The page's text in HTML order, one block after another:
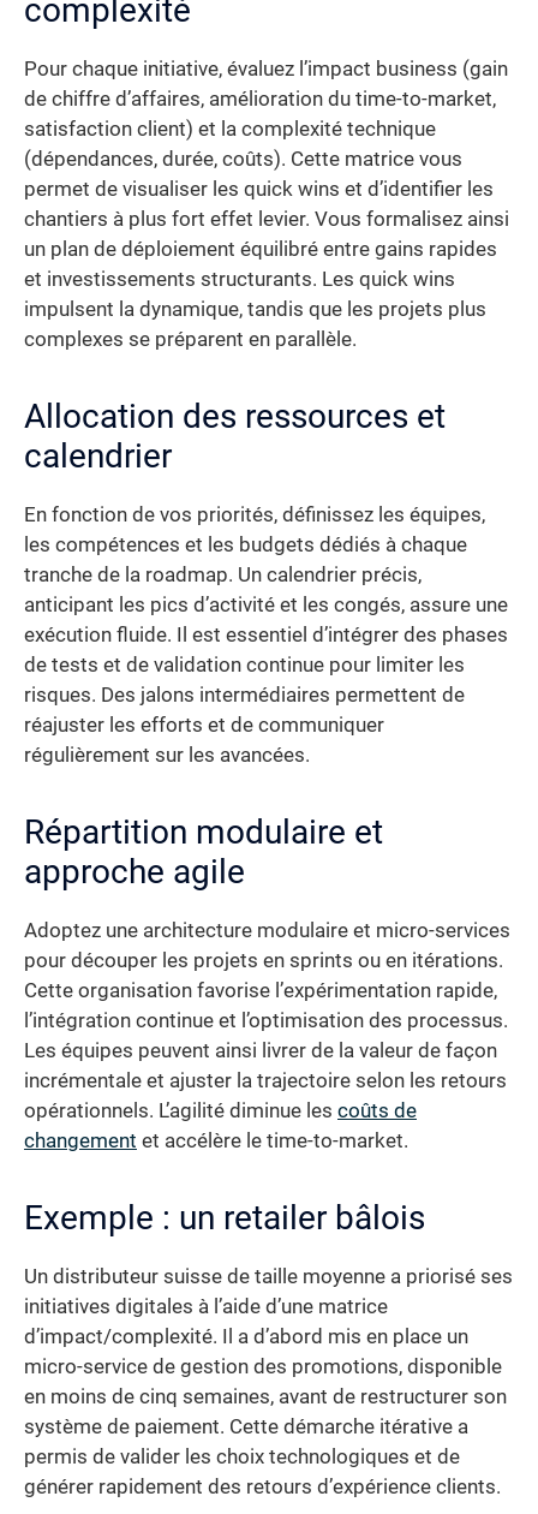
complexité
Pour chaque initiative, évaluez l’impact business (gain
de chiffre d’affaires, amélioration du time-to-market,
satisfaction client) et la complexité technique
(dépendances, durée, coûts). Cette matrice vous
permet de visualiser les quick wins et d’identifier les
chantiers à plus fort effet levier. Vous formalisez ainsi
un plan de déploiement équilibré entre gains rapides
et investissements structurants. Les quick wins
impulsent la dynamique, tandis que les projets plus
complexes se préparent en parallèle.
Allocation des ressources et
calendrier
En fonction de vos priorités, définissez les équipes,
les compétences et les budgets dédiés à chaque
tranche de la roadmap. Un calendrier précis,
anticipant les pics d’activité et les congés, assure une
exécution fluide. Il est essentiel d’intégrer des phases
de tests et de validation continue pour limiter les
risques. Des jalons intermédiaires permettent de
réajuster les efforts et de communiquer
régulièrement sur les avancées.
Répartition modulaire et
approche agile
Adoptez une architecture modulaire et micro-services
pour découper les projets en sprints ou en itérations.
Cette organisation favorise l’expérimentation rapide,
l’intégration continue et l’optimisation des processus.
Les équipes peuvent ainsi livrer de la valeur de façon
incrémentale et ajuster la trajectoire selon les retours
opérationnels. L’agilité diminue les coûts de
changement et accélère le time-to-market.
Exemple : un retailer bâlois
Un distributeur suisse de taille moyenne a priorisé ses
initiatives digitales à l’aide d’une matrice
d’impact/complexité. Il a d’abord mis en place un
micro-service de gestion des promotions, disponible
en moins de cinq semaines, avant de restructurer son
système de paiement. Cette démarche itérative a
permis de valider les choix technologiques et de
générer rapidement des retours d’expérience clients.